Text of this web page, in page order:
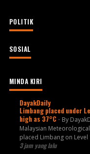
POLITIK
SOSIAL
MINDA KIRI
DayakDaily
Limbang placed under
high as 37°C - By
Malaysian
placed Limbang on
3 jam yang lalu